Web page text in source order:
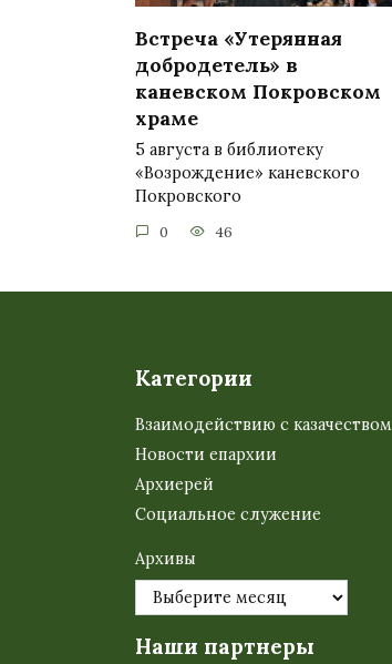
Встреча «Утерянная
добродетель» в
каневском Покровском
храме
5 августа в библиотеку
«Возрождение» каневского
Покровского
0 46
Категории
Взаимодействию с казачеством
Новости епархии
Архиерей
Социальное служение
Архивы
Наши партнеры